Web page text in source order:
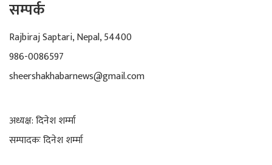
सम्पर्क
Rajbiraj Saptari, Nepal, 54400
986-0086597
sheershakhabarnews@gmail.com
अध्यक्ष: दिनेश शर्म्मा
सम्पादकः दिनेश शर्म्मा